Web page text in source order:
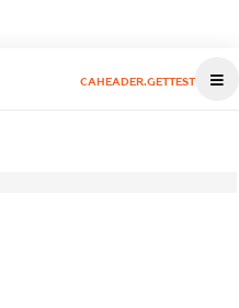
CAHEADER.GETTEST